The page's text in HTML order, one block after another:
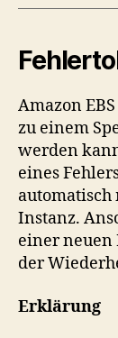
Amazon
zu einem
werden
eines
Instanz.
einer
der
Erklärung